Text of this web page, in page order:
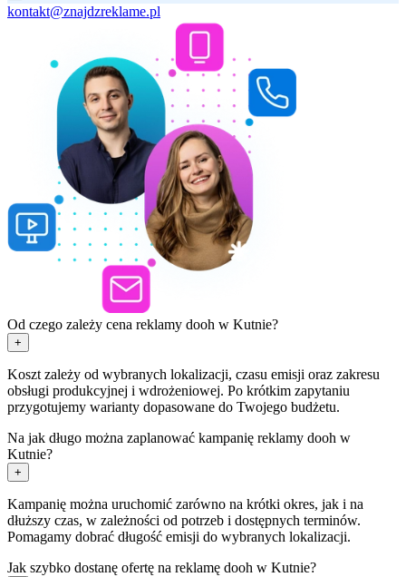
kontakt@znajdzreklame.pl
Od czego zależy cena reklamy dooh w Kutnie?
+
Koszt zależy od wybranych lokalizacji, czasu emisji oraz zakresu
obsługi produkcyjnej i wdrożeniowej. Po krótkim zapytaniu
przygotujemy warianty dopasowane do Twojego budżetu.
Na jak długo można zaplanować kampanię reklamy dooh w
Kutnie?
+
Kampanię można uruchomić zarówno na krótki okres, jak i na
dłuższy czas, w zależności od potrzeb i dostępnych terminów.
Pomagamy dobrać długość emisji do wybranych lokalizacji.
Jak szybko dostanę ofertę na reklamę dooh w Kutnie?